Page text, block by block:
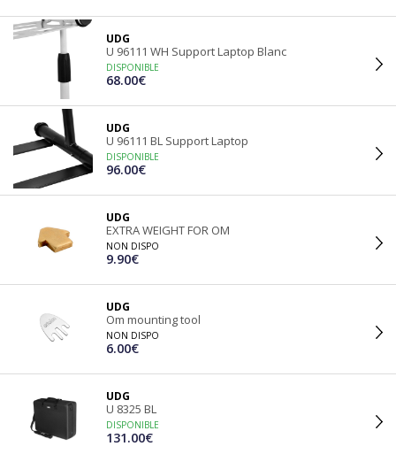
UDG
U 96111 WH Support Laptop Blanc
DISPONIBLE
68.00€
UDG
U 96111 BL Support Laptop
DISPONIBLE
96.00€
UDG
EXTRA WEIGHT FOR OM
NON DISPO
9.90€
UDG
Om mounting tool
NON DISPO
6.00€
UDG
U 8325 BL
DISPONIBLE
131.00€